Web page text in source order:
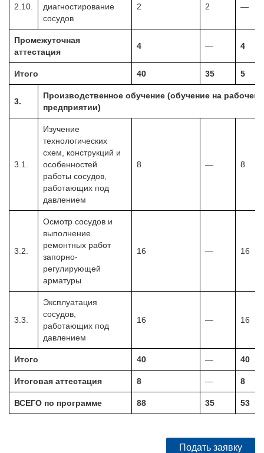
2.10.
диагностирование
сосудов
2 2 —
Промежуточная
аттестация
4 — 4
Итого 40 35 5
3.
Производственное обучение (обучение на рабочем
предприятии)
3.1.
Изучение
технологических
схем, конструкций и
особенностей
работы сосудов,
работающих под
давлением
8 — 8
3.2.
Осмотр сосудов и
выполнение
ремонтных работ
запорно-
регулирующей
арматуры
16 — 16
3.3.
Эксплуатация
сосудов,
работающих под
давлением
16 — 16
Итого 40 — 40
Итоговая аттестация 8 — 8
ВСЕГО по программе 88 35 53
Подать заявку